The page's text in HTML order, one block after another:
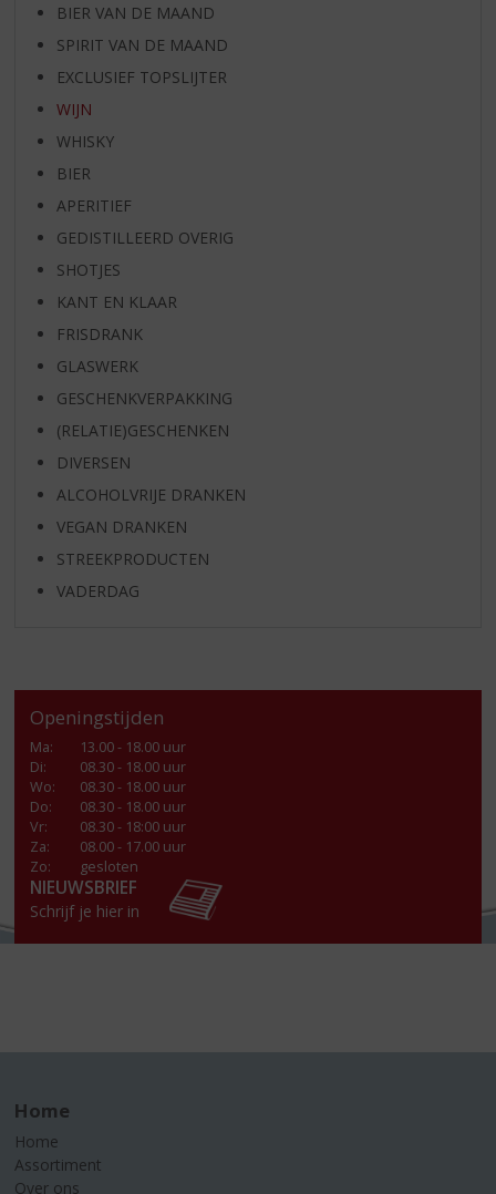
BIER VAN DE MAAND
SPIRIT VAN DE MAAND
EXCLUSIEF TOPSLIJTER
WIJN
WHISKY
BIER
APERITIEF
GEDISTILLEERD OVERIG
SHOTJES
KANT EN KLAAR
FRISDRANK
GLASWERK
GESCHENKVERPAKKING
(RELATIE)GESCHENKEN
DIVERSEN
ALCOHOLVRIJE DRANKEN
VEGAN DRANKEN
STREEKPRODUCTEN
VADERDAG
Openingstijden
Ma:
13.00 - 18.00 uur
Di:
08.30 - 18.00 uur
Wo:
08.30 - 18.00 uur
Do:
08.30 - 18.00 uur
Vr:
08.30 - 18:00 uur
Za:
08.00 - 17.00 uur
Zo:
gesloten
NIEUWSBRIEF
Schrijf je hier in
Home
Home
Assortiment
Over ons